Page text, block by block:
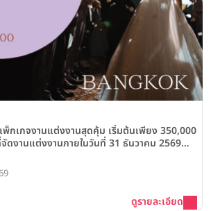
กเกจงานแต่งงานสุดคุ้ม เริ่มต้นเพียง 350,000
ดงานแต่งงานภายในวันที่ 31 ธันวาคม 2569
ดูรายละเอียด